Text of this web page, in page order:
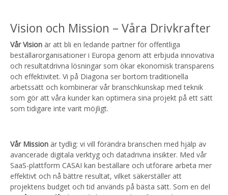
Vision och Mission – Våra Drivkrafter
Vår Vision är att bli en ledande partner för offentliga
beställarorganisationer i Europa genom att erbjuda innovativa
och resultatdrivna lösningar som ökar ekonomisk transparens
och effektivitet. Vi på Diagona ser bortom traditionella
arbetssätt och kombinerar vår branschkunskap med teknik
som gör att våra kunder kan optimera sina projekt på ett sätt
som tidigare inte varit möjligt.
Vår Mission är tydlig: vi vill förändra branschen med hjälp av
avancerade digitala verktyg och datadrivna insikter. Med vår
SaaS-plattform CASAI kan beställare och utförare arbeta mer
effektivt och nå bättre resultat, vilket säkerställer att
projektens budget och tid används på bästa sätt. Som en del